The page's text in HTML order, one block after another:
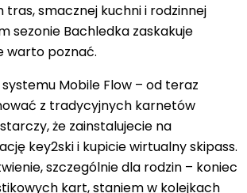
smacznej kuchni i rodzinnej
sezonie Bachledka zaskakuje
warto poznać.
Mobile Flow – od teraz
z tradycyjnych karnetów
że zainstalujecie na
key2ski i kupicie wirtualny skipass.
szczególnie dla rodzin – koniec
kart, staniem w kolejkach